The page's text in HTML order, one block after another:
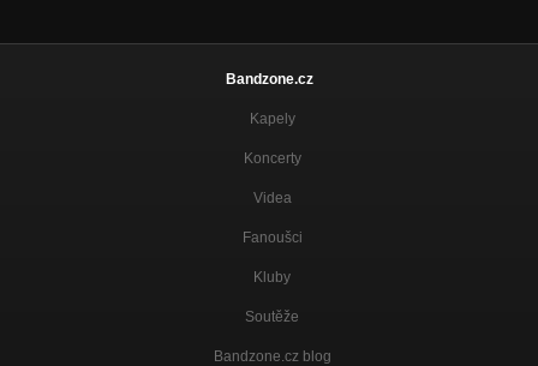
Bandzone.cz
Kapely
Koncerty
Videa
Fanoušci
Kluby
Soutěže
Bandzone.cz blog